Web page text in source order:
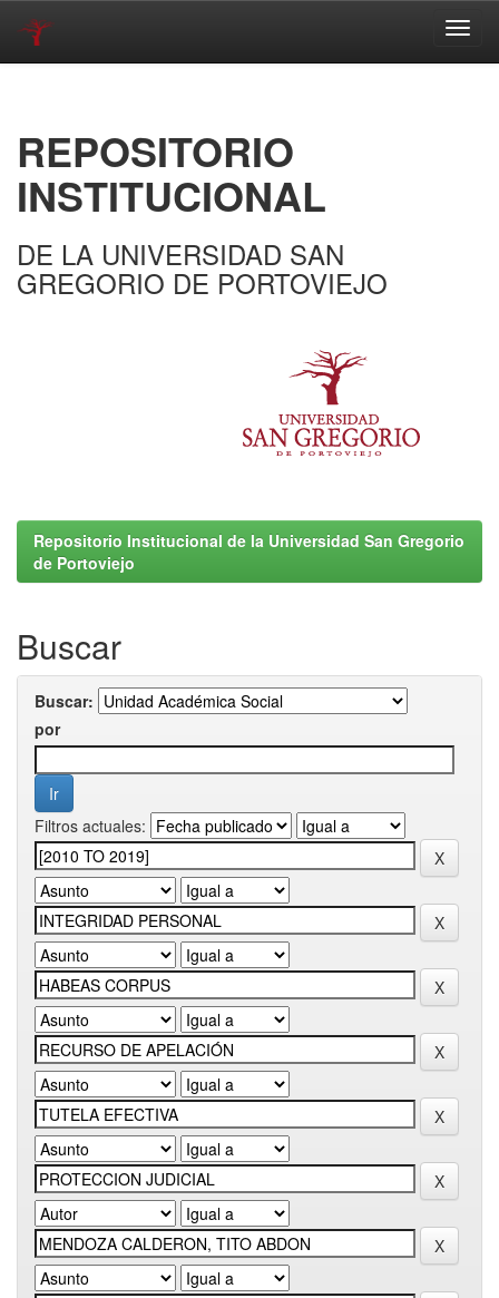
REPOSITORIO
INSTITUCIONAL
DE LA UNIVERSIDAD SAN
GREGORIO DE PORTOVIEJO
Repositorio Institucional de la Universidad San Gregorio
de Portoviejo
Buscar
Buscar:
por
Filtros actuales: